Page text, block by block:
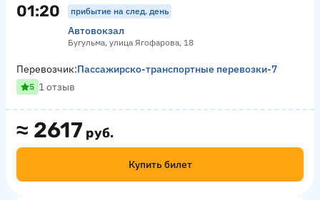
01:20 прибытие на след. день
Автовокзал
Бугульма, улица Ягофарова, 18
≈ 2617 руб.
Купить билет
Перевозчик:Пассажирско-транспортные перевозки-7
5 1 отзыв